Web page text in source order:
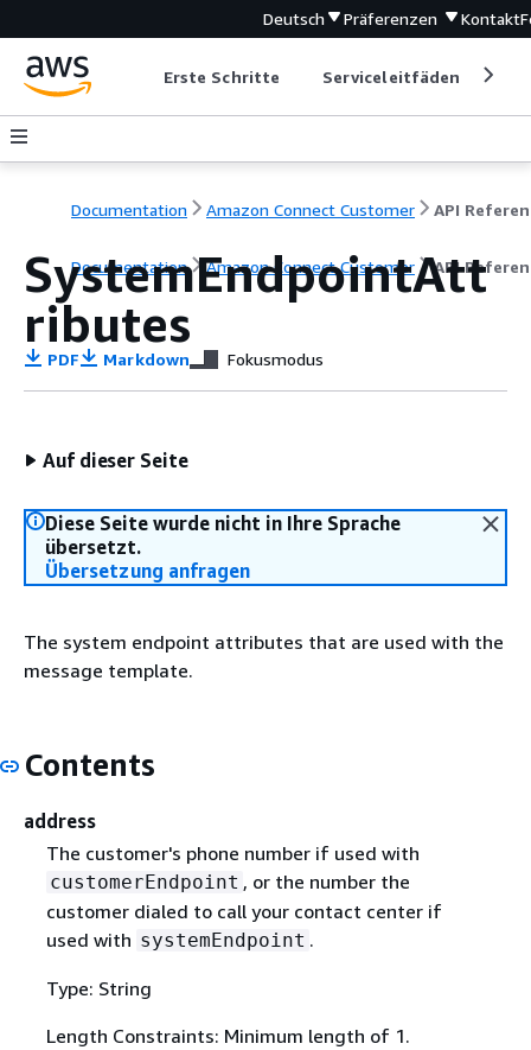
Deutsch Präferenzen Kontakt
Erste Schritte Serviceleitfäden
Documentation Amazon Connect Customer API
Documentation Amazon Connect Customer API
SystemEndpointAtt
ributes
PDF Markdown Fokusmodus
Auf dieser Seite
Diese Seite wurde nicht in Ihre Sprache
übersetzt.
Übersetzung anfragen
The system endpoint attributes that are used with the
message template.
Contents
address
The customer's phone number if used with
customerEndpoint , or the number the
customer dialed to call your contact center if
used with systemEndpoint .
Type: String
Length Constraints: Minimum length of 1.